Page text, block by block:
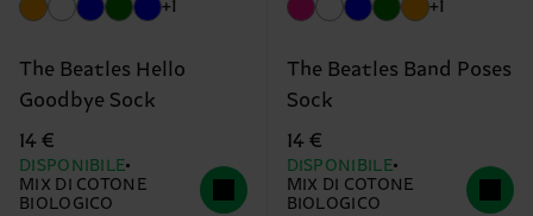
+1
The Beatles Hello
Goodbye Sock
14 €
DISPONIBILE
MIX DI COTONE
BIOLOGICO
+1
The Beatles Band Poses
Sock
14 €
DISPONIBILE
MIX DI COTONE
BIOLOGICO